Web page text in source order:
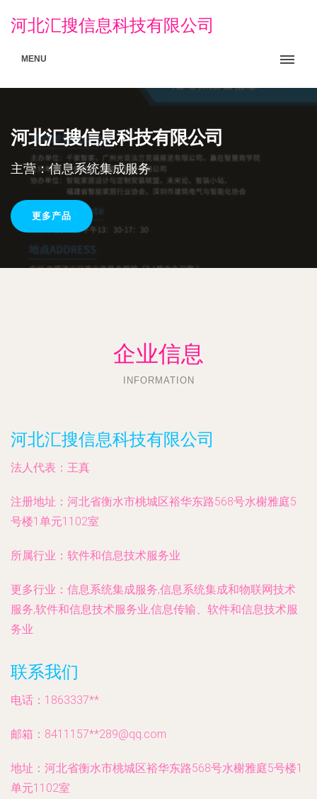
河北汇搜信息科技有限公司
MENU
河北汇搜信息科技有限公司
主营：信息系统集成服务
更多产品
企业信息
INFORMATION
河北汇搜信息科技有限公司
法人代表： 王真
注册地址： 河北省衡水市桃城区裕华东路568号水榭雅庭5
号楼1单元1102室
所属行业： 软件和信息技术服务业
更多行业： 信息系统集成服务,信息系统集成和物联网技术
服务,软件和信息技术服务业,信息传输、软件和信息技术服
务业
联系我们
电话：1863337**
邮箱：8411157**289@qq.com
地址：河北省衡水市桃城区裕华东路568号水榭雅庭5号楼1
单元1102室